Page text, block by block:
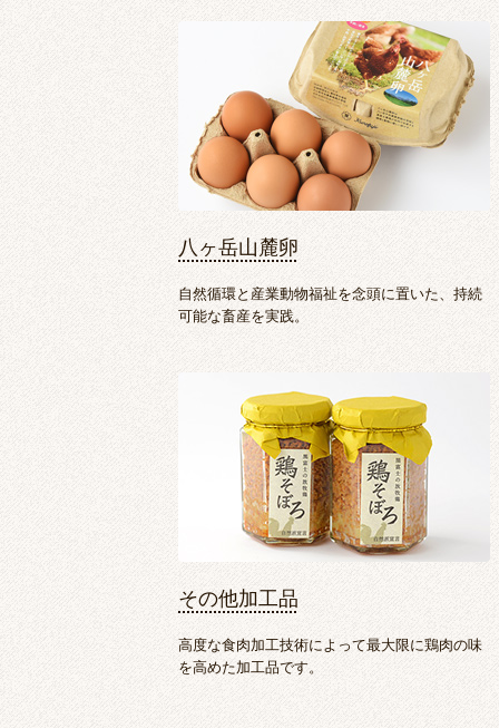
八ヶ岳山麓卵
自然循環と産業動物福祉を念頭に置いた、持続
可能な畜産を実践。
その他加工品
高度な食肉加工技術によって最大限に鶏肉の味
を高めた加工品です。